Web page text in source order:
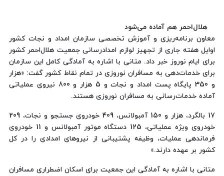
هلال‌احمر هم آماده می‌شود
معاون برنامه‌ریزی و آموزش تخصصی سازمان امداد و نجات کشور
اوایل هفته جاری از تجهیز لوازم امدادرسانی جمعیت هلال‌احمر کشور
برای ایام نوروز خبر داد. متانی با اشاره به آمادگی کامل این سازمان
برای خدمات‌دهی به مسافران نوروزی در تمام نقاط کشور گفت: «هزار
و 350 پایگاه پست امداد و نجات و 5 هزار و 800 نیروی عملیاتی
آماده خدمات‌رسانی به مسافران نوروزی هستند.
17 بالگرد، هزار و 150 آمبولانس، 409 خودروی جستجو و نجات، 209
خودروی ویژه عملیاتی، 125 دستگاه موتور آمبولانس و 11 خودروی
فرماندهی عملیات، وظیفه پشتیبانی از نیروهای امدادی را در کل
کشور بر عهده دارند.»
متانی با اشاره به آمادگی این جمعیت برای اسکان اضطراری مسافران